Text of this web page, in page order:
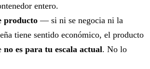
entero.
producto — si ni se negocia ni la
tiene sentido económico, el producto
no es para tu escala actual. No lo